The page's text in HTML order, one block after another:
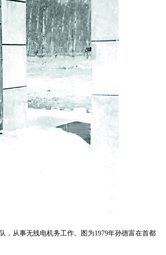
，从事无线电机务工作。图为1979年孙德富在首都